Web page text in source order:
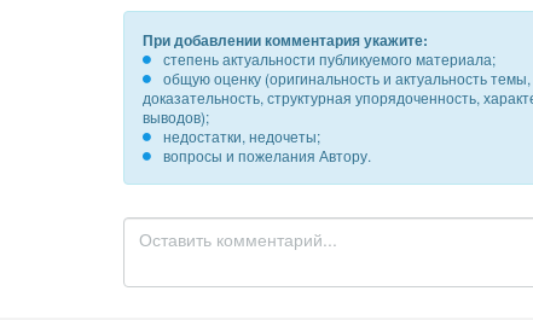
При добавлении комментария укажите:
степень актуальности публикуемого материала;
общую оценку (оригинальность и актуальность
доказательность, структурная упорядоченность,
выводов);
недостатки, недочеты;
вопросы и пожелания Автору.